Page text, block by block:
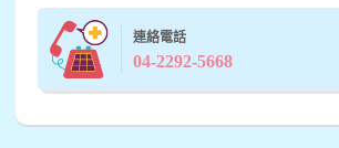
連絡電話
04-2292-5668